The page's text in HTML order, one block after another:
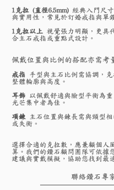
1克拉 (直徑6.5mm) 經典入門尺
與實用性，常見於訂婚戒指與單
1克拉以上 視覺張力明顯，更具
合主石戒指或重點式設計。
佩戴位置與比例的搭配亦需考
戒指 手型與主石比例需協調，
整體輪廓與高度。
耳飾 以佩戴舒適與臉型平衡為重
光芒集中者為佳。
項鍊 主石位置與鍊長需與頸型
或失衡。
選擇合適的克拉數，應兼顧個人
算。我們的鑽石顧問團隊可依據
建議與實戴模擬，協助您找到最
聯絡鑽石專